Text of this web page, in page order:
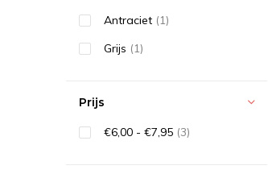
Antraciet (1)
Grijs (1)
Prijs
€6,00 - €7,95 (3)